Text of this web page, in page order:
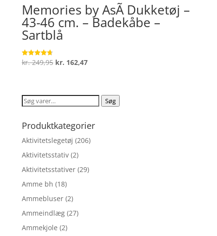
Memories by AsÃ­ Dukketøj –
43-46 cm. – Badekåbe –
Sartblå
Vurderet
4.7
kr.249,95 Den
var:
kr. 249,95.
kr. 162,47Den
er:
kr. 162,47.
Søg
Søg
Produktkategorier
Aktivitetslegetøj (206)
Aktivitetsstativ (2)
Aktivitetsstativer (29)
Amme bh (18)
Ammebluser (2)
Ammeindlæg (27)
Ammekjole (2)